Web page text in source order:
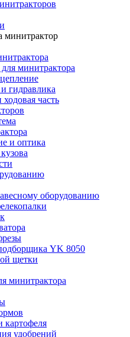
минитрактор
минитрактора
гидравлика
часть
и оптика
оборудованию
YK 8050
щетки
минитрактора
картофеля
удобрений